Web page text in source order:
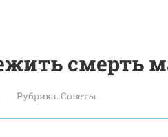
смерть
Рубрика:Советы